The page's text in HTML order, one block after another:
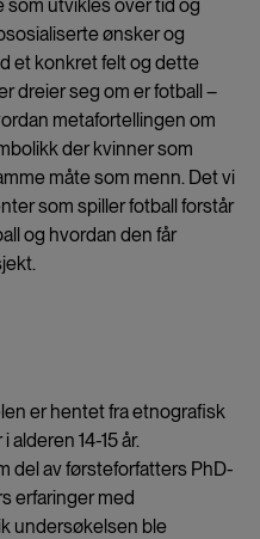
som utvikles over tid og
ønsker og
et konkret felt og dette
dreier seg om er fotball –
metafortellingen om
der kvinner som
måte som menn. Det vi
som spiller fotball forstår
og hvordan den får
er hentet fra etnografisk
alderen 14-15 år.
del av førsteforfatters PhD-
erfaringer med
undersøkelsen ble